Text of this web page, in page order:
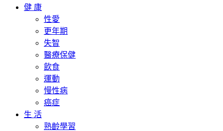
健 康
性愛
更年期
失智
醫療保健
飲食
運動
慢性病
癌症
生 活
熟齡學習